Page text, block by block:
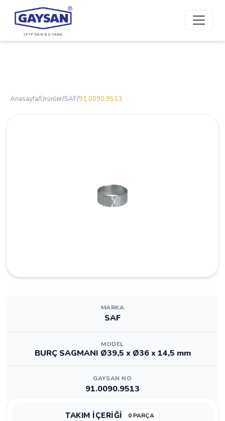
1979'DAN BU YANA
Anasayfa/Ürünler/SAF/91.0090.9513
MARKA
SAF
MODEL
BURÇ SAGMANI Ø39,5 x Ø36 x 14,5 mm
GAYSAN NO
91.0090.9513
TAKIM İÇERİĞİ 0 PARÇA